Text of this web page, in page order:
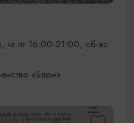
пт 16:00-21:00, сб-вс
«Барн»